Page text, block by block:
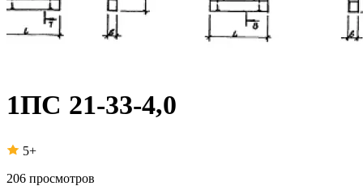
1ПС 21-33-4,0
5+
206 просмотров